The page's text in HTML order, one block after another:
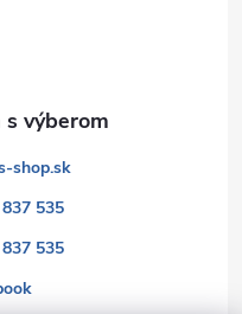
shop.sk
535
535